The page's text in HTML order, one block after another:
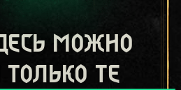
можно
только те